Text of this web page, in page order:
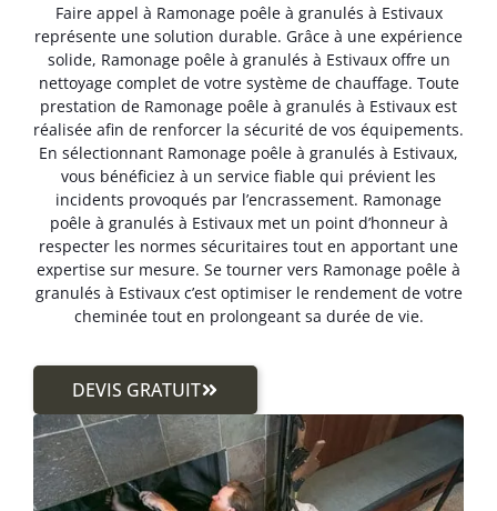
Faire appel à Ramonage poêle à granulés à Estivaux
représente une solution durable. Grâce à une expérience
solide, Ramonage poêle à granulés à Estivaux offre un
nettoyage complet de votre système de chauffage. Toute
prestation de Ramonage poêle à granulés à Estivaux est
réalisée afin de renforcer la sécurité de vos équipements.
En sélectionnant Ramonage poêle à granulés à Estivaux,
vous bénéficiez à un service fiable qui prévient les
incidents provoqués par l’encrassement. Ramonage
poêle à granulés à Estivaux met un point d’honneur à
respecter les normes sécuritaires tout en apportant une
expertise sur mesure. Se tourner vers Ramonage poêle à
granulés à Estivaux c’est optimiser le rendement de votre
cheminée tout en prolongeant sa durée de vie.
DEVIS GRATUIT